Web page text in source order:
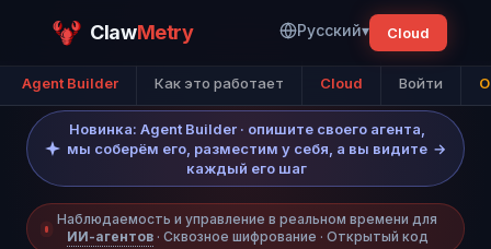
ClawMetry Русский▾ Cloud
Agent Builder Как это работает Cloud Войти
Новинка: Agent Builder · опишите своего агента,
мы соберём его, разместим у себя, а вы видите
каждый его шаг
→
Наблюдаемость и управление в реальном времени для
ИИ-агентов · Сквозное шифрование · Открытый код